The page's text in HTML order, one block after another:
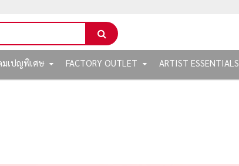
มเปญพิเศษ FACTORY OUTLET
ARTIST ESSENTIALS